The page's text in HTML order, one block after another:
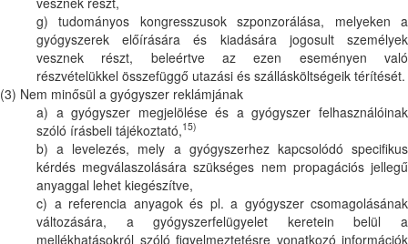
g) tudományos kongresszusok szponzorálása, melyeken a
gyógyszerek előírására és kiadására jogosult személyek
vesznek részt, beleértve az ezen eseményen való
részvételükkel összefüggő utazási és szállásköltségeik térítését.
(3) Nem minősül a gyógyszer reklámjának
a) a gyógyszer megjelölése és a gyógyszer felhasználóinak
szóló írásbeli tájékoztató,15)
b) a levelezés, mely a gyógyszerhez kapcsolódó specifikus
kérdés megválaszolására szükséges nem propagációs jellegű
anyaggal lehet kiegészítve,
c) a referencia anyagok és pl. a gyógyszer csomagolásának
változására, a gyógyszerfelügyelet keretein belül a
mellékhatásokról szóló figyelmeztetésre vonatkozó információk